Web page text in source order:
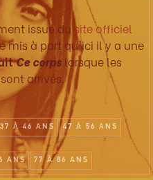
issue dusite officiel
mis à part qu'ici il y a une
Ce corpslorsque les
arrivés.
37 À 46 ANS 47 À 56 ANS
ANS 77 À 86 ANS